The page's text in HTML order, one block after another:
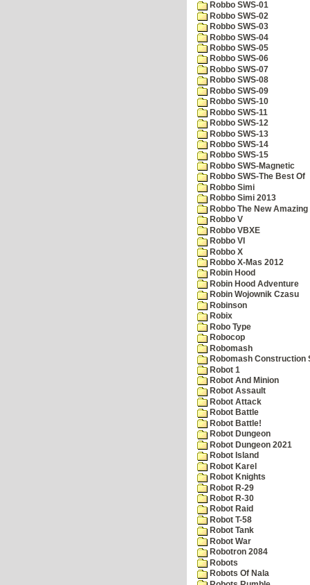
Robbo SWS-01
Robbo SWS-02
Robbo SWS-03
Robbo SWS-04
Robbo SWS-05
Robbo SWS-06
Robbo SWS-07
Robbo SWS-08
Robbo SWS-09
Robbo SWS-10
Robbo SWS-11
Robbo SWS-12
Robbo SWS-13
Robbo SWS-14
Robbo SWS-15
Robbo SWS-Magnetic
Robbo SWS-The Best Of
Robbo Simi
Robbo Simi 2013
Robbo The New
Robbo V
Robbo VBXE
Robbo VI
Robbo X
Robbo X-Mas 2012
Robin Hood
Robin Hood Adventure
Robin Wojownik Czasu
Robinson
Robix
Robo Type
Robocop
Robomash
Robomash Construction
Robot 1
Robot And Minion
Robot Assault
Robot Attack
Robot Battle
Robot Battle!
Robot Dungeon
Robot Dungeon 2021
Robot Island
Robot Karel
Robot Knights
Robot R-29
Robot R-30
Robot Raid
Robot T-58
Robot Tank
Robot War
Robotron 2084
Robots
Robots Of Nala